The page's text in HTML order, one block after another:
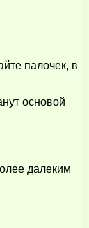
палочек, в
основой
далеким